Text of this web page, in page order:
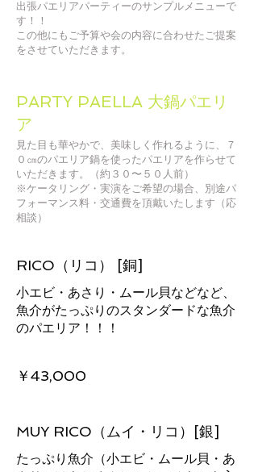
出張パエリアパーティーのサンプルメニューで
す！！
この他にもご予算や会の内容に合わせたご提案
をさせていただきます。
PARTY PAELLA 大鍋パエリ
ア
見た目も華やかで、美味しく作れるように、７
０㎝のパエリア鍋を使ったパエリアを作らせて
いただきます。（約３０〜５０人前）
※ケータリング・実演をご希望の場合、別途パ
フォーマンス料・交通費を頂戴いたします（応
相談）
RICO（リコ） [銅]
小エビ・あさり・ムール貝などなど、
魚介がたっぷりのスタンダードな魚介
のパエリア！！！
￥43,000
MUY RICO（ムイ・リコ）[銀]
たっぷり魚介（小エビ・ムール貝・あ